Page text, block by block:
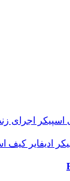
اسپیکر اجرای
ادیفایر کیف